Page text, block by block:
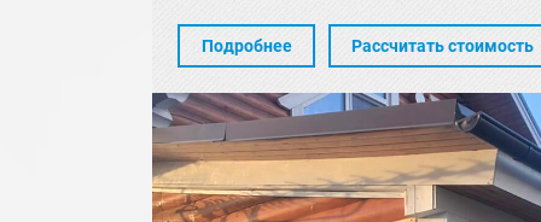
Подробнее Рассчитать стоимость